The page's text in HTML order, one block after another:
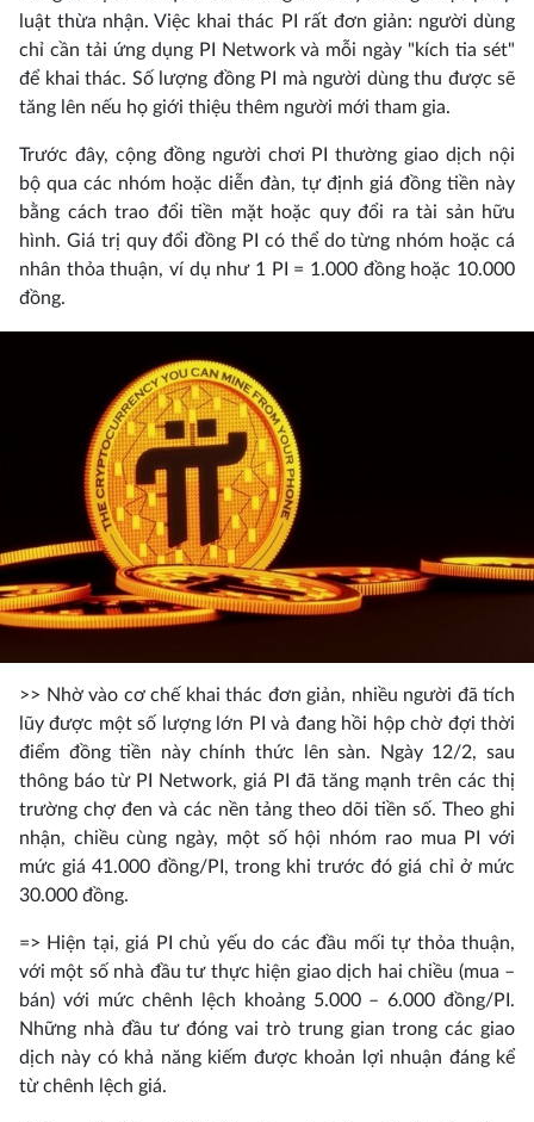
luật thừa nhận. Việc khai thác PI rất đơn giản: người dùng
chỉ cần tải ứng dụng PI Network và mỗi ngày "kích tia sét"
để khai thác. Số lượng đồng PI mà người dùng thu được sẽ
tăng lên nếu họ giới thiệu thêm người mới tham gia.
Trước đây, cộng đồng người chơi PI thường giao dịch nội
bộ qua các nhóm hoặc diễn đàn, tự định giá đồng tiền này
bằng cách trao đổi tiền mặt hoặc quy đổi ra tài sản hữu
hình. Giá trị quy đổi đồng PI có thể do từng nhóm hoặc cá
nhân thỏa thuận, ví dụ như 1 PI = 1.000 đồng hoặc 10.000
đồng.
>> Nhờ vào cơ chế khai thác đơn giản, nhiều người đã tích
lũy được một số lượng lớn PI và đang hồi hộp chờ đợi thời
điểm đồng tiền này chính thức lên sàn. Ngày 12/2, sau
thông báo từ PI Network, giá PI đã tăng mạnh trên các thị
trường chợ đen và các nền tảng theo dõi tiền số. Theo ghi
nhận, chiều cùng ngày, một số hội nhóm rao mua PI với
mức giá 41.000 đồng/PI, trong khi trước đó giá chỉ ở mức
30.000 đồng.
=> Hiện tại, giá PI chủ yếu do các đầu mối tự thỏa thuận,
với một số nhà đầu tư thực hiện giao dịch hai chiều (mua –
bán) với mức chênh lệch khoảng 5.000 – 6.000 đồng/PI.
Những nhà đầu tư đóng vai trò trung gian trong các giao
dịch này có khả năng kiếm được khoản lợi nhuận đáng kể
từ chênh lệch giá.